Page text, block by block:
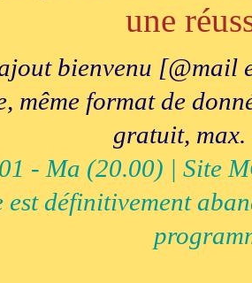
une
bienvenu [@mail
même format de
gratuit,
- Ma (20.00) | Site
est définitivement